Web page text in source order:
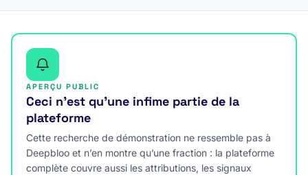
APERÇU PUBLIC
Ceci n’est qu’une infime partie de la
plateforme
Cette recherche de démonstration ne ressemble pas à
Deepbloo et n’en montre qu’une fraction : la plateforme
complète couvre aussi les attributions, les signaux